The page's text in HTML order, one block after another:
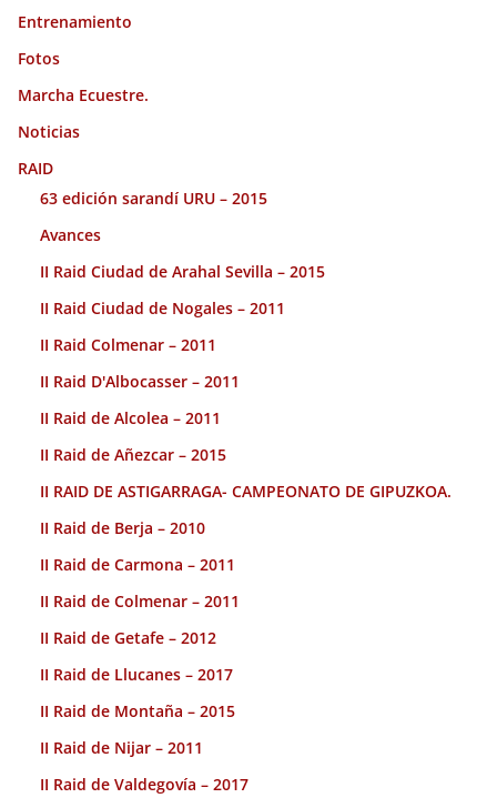
Entrenamiento
Fotos
Marcha Ecuestre.
Noticias
RAID
63 edición sarandí URU – 2015
Avances
II Raid Ciudad de Arahal Sevilla – 2015
II Raid Ciudad de Nogales – 2011
II Raid Colmenar – 2011
II Raid D'Albocasser – 2011
II Raid de Alcolea – 2011
II Raid de Añezcar – 2015
II RAID DE ASTIGARRAGA- CAMPEONATO DE GIPUZKOA.
II Raid de Berja – 2010
II Raid de Carmona – 2011
II Raid de Colmenar – 2011
II Raid de Getafe – 2012
II Raid de Llucanes – 2017
II Raid de Montaña – 2015
II Raid de Nijar – 2011
II Raid de Valdegovía – 2017